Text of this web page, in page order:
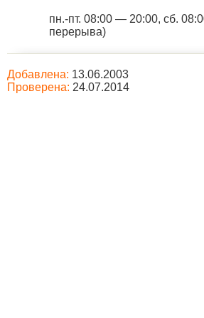
пн.-пт. 08:00 — 20:00, сб.
перерыва)
Добавлена: 13.06.2003
Проверена: 24.07.2014